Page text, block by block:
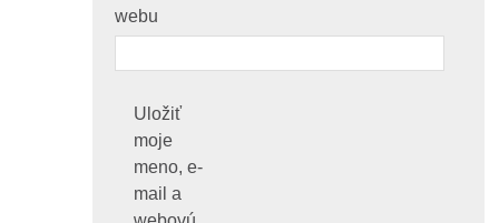
webu
Uložiť
moje
meno, e-
mail a